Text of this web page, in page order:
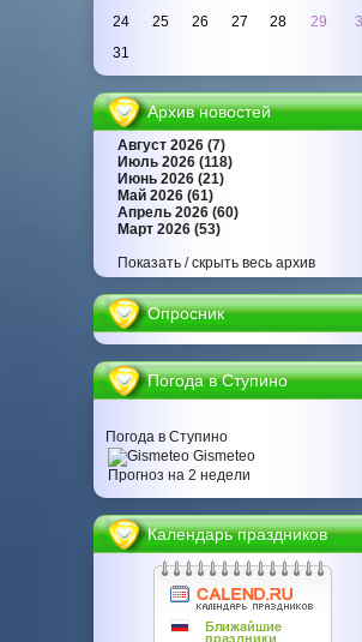
24
25 26 27 28 29
31
Архив новостей
Август 2026 (7)
Июль 2026 (118)
Июнь 2026 (21)
Май 2026 (61)
Апрель 2026 (60)
Март 2026 (53)
Показать / скрыть весь архив
Опросник
Погода в Ступино
Погода в Ступино
Gismeteo
Прогноз на 2 недели
Календарь праздников